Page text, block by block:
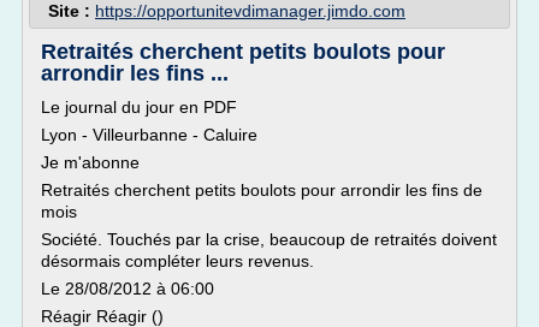
Site : https://opportunitevdimanager.jimdo.com
Retraités cherchent petits boulots pour
arrondir les fins ...
Le journal du jour en PDF
Lyon - Villeurbanne - Caluire
Je m'abonne
Retraités cherchent petits boulots pour arrondir les fins de
mois
Société. Touchés par la crise, beaucoup de retraités doivent
désormais compléter leurs revenus.
Le 28/08/2012 à 06:00
Réagir Réagir ()